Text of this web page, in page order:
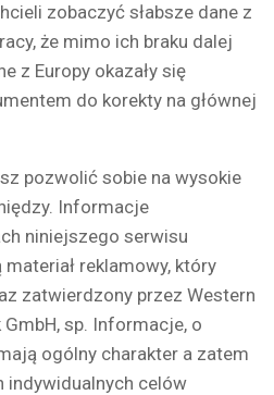
zobaczyć słabsze dane z
że mimo ich braku dalej
z Europy okazały się
do korekty na głównej
pozwolić sobie na wysokie
Informacje
niniejszego serwisu
reklamowy, który
zatwierdzony przez Western
sp. Informacje, o
ogólny charakter a zatem
indywidualnych celów